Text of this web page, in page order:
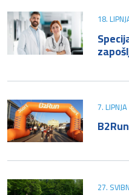
18.
7.
27.